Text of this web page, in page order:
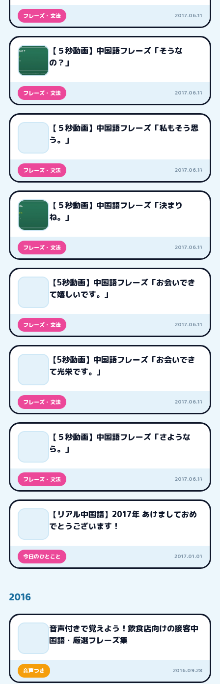
フレーズ・文法 2017.06.11
【５秒動画】中国語フレーズ「そうな
の？」
フレーズ・文法 2017.06.11
【５秒動画】中国語フレーズ「私もそう思
う。」
フレーズ・文法 2017.06.11
【５秒動画】中国語フレーズ「決まり
ね。」
フレーズ・文法 2017.06.11
【5秒動画】中国語フレーズ「お会いでき
て嬉しいです。」
フレーズ・文法 2017.06.11
【5秒動画】中国語フレーズ「お会いでき
て光栄です。」
フレーズ・文法 2017.06.11
【５秒動画】中国語フレーズ「さような
ら。」
フレーズ・文法 2017.06.11
【リアル中国語】2017年 あけましておめ
でとうございます！
今日のひとこと 2017.01.01
2016
音声付きで覚えよう！飲食店向けの接客中
国語・厳選フレーズ集
音声つき 2016.09.28